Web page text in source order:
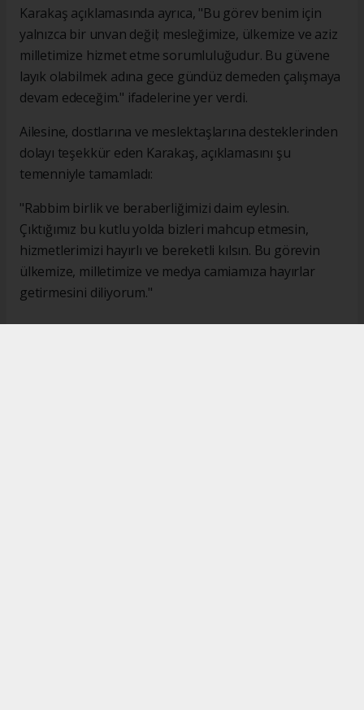
Karakaş açıklamasında ayrıca, "Bu görev benim için
yalnızca bir unvan değil; mesleğimize, ülkemize ve aziz
milletimize hizmet etme sorumluluğudur. Bu güvene
layık olabilmek adına gece gündüz demeden çalışmaya
devam edeceğim." ifadelerine yer verdi.
Ailesine, dostlarına ve meslektaşlarına desteklerinden
dolayı teşekkür eden Karakaş, açıklamasını şu
temenniyle tamamladı:
"Rabbim birlik ve beraberliğimizi daim eylesin.
Çıktığımız bu kutlu yolda bizleri mahcup etmesin,
hizmetlerimizi hayırlı ve bereketli kılsın. Bu görevin
ülkemize, milletimize ve medya camiamıza hayırlar
getirmesini diliyorum."